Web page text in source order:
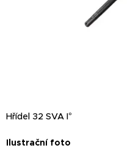
Hřídel 32 SVA I°
Ilustrační foto